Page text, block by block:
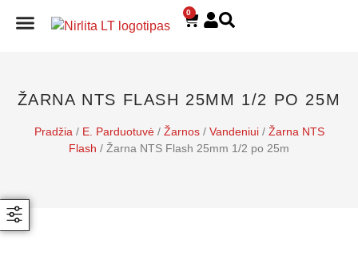
0
ŽARNA NTS FLASH 25MM 1/2 PO 25M
Pradžia / E. Parduotuvė/ Žarnos/ Vandeniui/ Žarna NTS
Flash / Žarna NTS Flash 25mm 1/2 po 25m